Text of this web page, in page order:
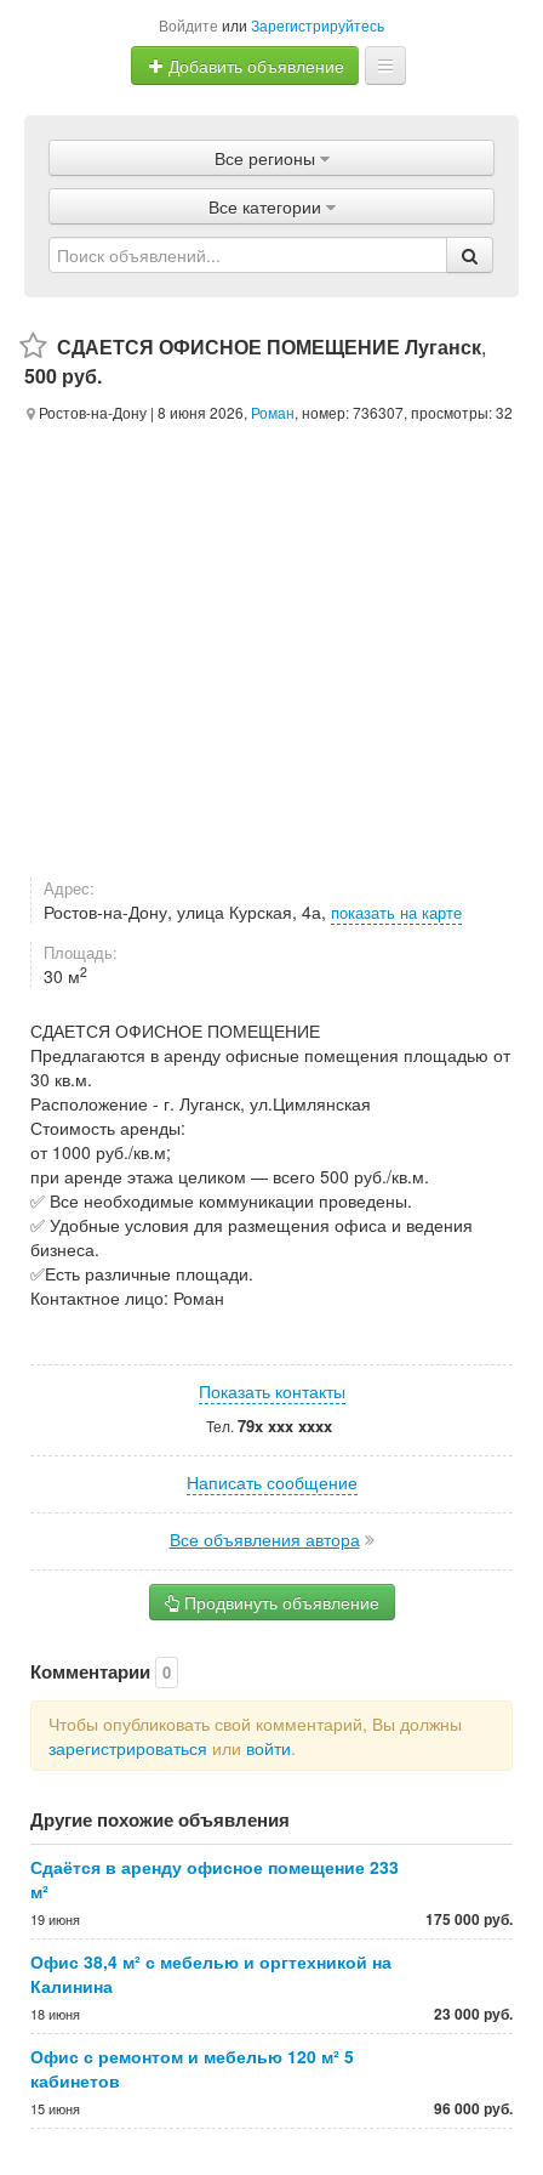
Войдите или Зарегистрируйтесь
Добавить объявление
Объявления
Магазины
Услуги
Все регионы
Все категории
СДАЕТСЯ ОФИСНОЕ ПОМЕЩЕНИЕ Луганск,
500 руб.
Ростов-на-Дону | 8 июня 2026, Роман, номер: 736307, просмотры: 32
Адрес:
Ростов-на-Дону, улица Курская, 4а, показать на карте
Площадь:
30 м2
СДАЕТСЯ ОФИСНОЕ ПОМЕЩЕНИЕ
Предлагаются в аренду офисные помещения площадью от
30 кв.м.
Расположение - г. Луганск, ул.Цимлянская
Стоимость аренды:
от 1000 руб./кв.м;
при аренде этажа целиком — всего 500 руб./кв.м.
✅ Все необходимые коммуникации проведены.
✅ Удобные условия для размещения офиса и ведения
бизнеса.
✅Есть различные площади.
Контактное лицо: Роман
Показать контакты
Тел. 79x xxx xxxx
Написать сообщение
Все объявления автора
Продвинуть объявление
Комментарии 0
Чтобы опубликовать свой комментарий, Вы должны
зарегистрироваться или войти.
Другие похожие объявления
Сдаётся в аренду офисное помещение 233
м²
19 июня 175 000 руб.
Офис 38,4 м² с мебелью и оргтехникой на
Калинина
18 июня 23 000 руб.
Офис с ремонтом и мебелью 120 м² 5
кабинетов
15 июня 96 000 руб.